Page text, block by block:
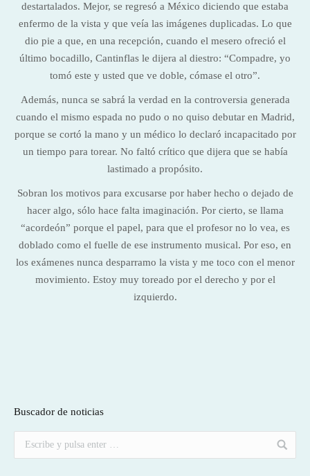
destartalados. Mejor, se regresó a México diciendo que estaba
enfermo de la vista y que veía las imágenes duplicadas. Lo que
dio pie a que, en una recepción, cuando el mesero ofreció el
último bocadillo, Cantinflas le dijera al diestro: “Compadre, yo
tomó este y usted que ve doble, cómase el otro”.
Además, nunca se sabrá la verdad en la controversia generada
cuando el mismo espada no pudo o no quiso debutar en Madrid,
porque se cortó la mano y un médico lo declaró incapacitado por
un tiempo para torear. No faltó crítico que dijera que se había
lastimado a propósito.
Sobran los motivos para excusarse por haber hecho o dejado de
hacer algo, sólo hace falta imaginación. Por cierto, se llama
“acordeón” porque el papel, para que el profesor no lo vea, es
doblado como el fuelle de ese instrumento musical. Por eso, en
los exámenes nunca desparramo la vista y me toco con el menor
movimiento. Estoy muy toreado por el derecho y por el
izquierdo.
Buscador de noticias